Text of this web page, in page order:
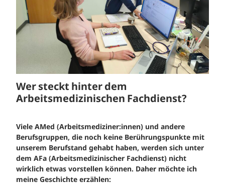
Wer steckt hinter dem
Arbeitsmedizinischen Fachdienst?
Viele AMed (Arbeitsmediziner:innen) und andere
Berufsgruppen, die noch keine Berührungspunkte mit
unserem Berufstand gehabt haben, werden sich unter
dem AFa (Arbeitsmedizinischer Fachdienst) nicht
wirklich etwas vorstellen können. Daher möchte ich
meine Geschichte erzählen: